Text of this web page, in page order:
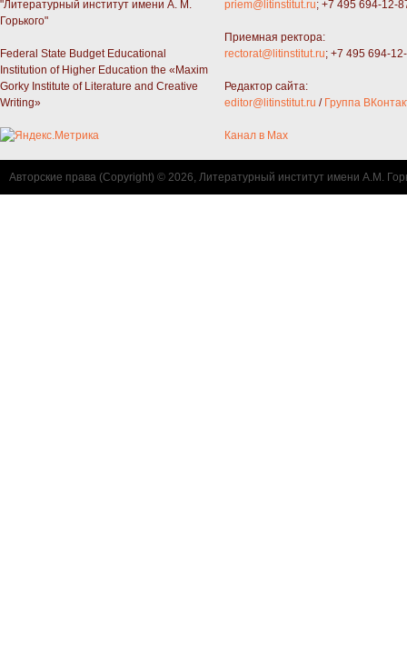
"Литературный институт имени А. М.
Горького"
Federal State Budget Educational
Institution of Higher Education the «Maxim
Gorky Institute of Literature and Creative
Writing»
priem@litinstitut.ru; +7 495 694-12-
Приемная ректора:
rectorat@litinstitut.ru; +7 495 694-
Редактор сайта:
editor@litinstitut.ru / Группа
Канал в Max
Авторские права (Copyright) © 2026, Литературный институт имени А.М.